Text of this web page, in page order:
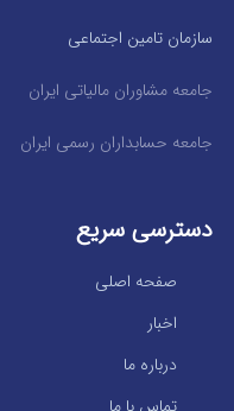
سازمان تامین اجتماعی
جامعه مشاوران مالیاتی ایران
جامعه حسابداران رسمی ایران
دسترسی سریع
صفحه اصلی
اخبار
درباره ما